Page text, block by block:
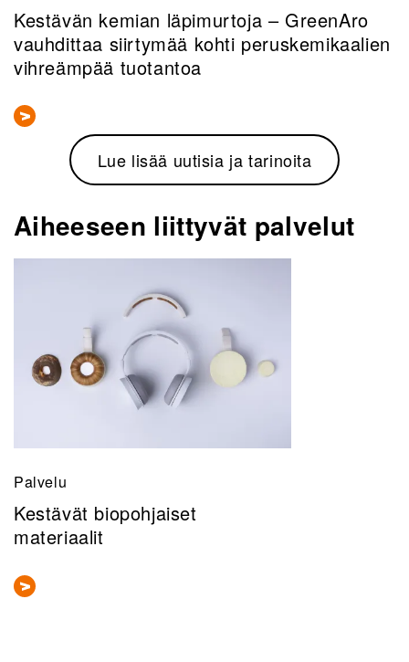
Kestävän kemian läpimurtoja – GreenAro
vauhdittaa siirtymää kohti peruskemikaalien
vihreämpää tuotantoa
Lue lisää uutisia ja tarinoita
Aiheeseen liittyvät palvelut
Palvelu
Kestävät biopohjaiset
materiaalit